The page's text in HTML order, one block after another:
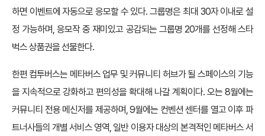
하면 이벤트에 자동으로 응모할 수 있다. 그룹명은 최대 30자 이내로 설
정 가능하며, 응모작 중 재미있고 공감되는 그룹명 20개를 선정해 스타
벅스 상품권을 선물한다.
한편 컴투버스는 메타버스 업무 및 커뮤니티 허브가 될 스페이스의 기능
을 지속적으로 강화하고 편의성을 확대해 나갈 계획이다. 오는 8월에는
커뮤니티 전용 메신저를 제공하며, 9월에는 컨벤션 센터를 열고 이후 파
트너사들의 개별 서비스 영역, 일반 이용자 대상의 본격적인 메타버스 서